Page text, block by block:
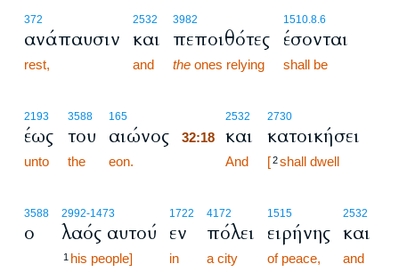
372
ανάπαυσιν
rest,
2532
και
and
3982
πεποιθότες
the ones relying
1510.8.6
έσονται
shall be
2193
έως
unto
3588
του
the
165
αιώνος
eon.
2532
32:18 και
And
2730
κατοικήσει
[2shall dwell
3588
ο
2992-1473
λαός αυτού
1 his people]
1722
εν
in
4172
πόλει
a city
1515
ειρήνης
of peace,
2532
και
and